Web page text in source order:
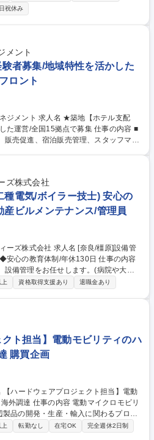
怠システムなどの社内システムの管理
管理・備品管理、労災保険の手続き、各
■経理業務：預金管理、請求書発行、経
【総務経理】海洋
と実績/ご経験を活かせる◎
祝休み
メント
者募集/地域特性を活かした
ロント
地【ホテル支配
/全国15拠点で募集 仕事の内容 ■
販売促進、宿泊販売管理、スタッフマネ
競合分析）■宿泊販売管理（稼働率/AD
口コミ管理）■レベニューマネジメント
ルス（法人・エージェント対応）■経費
員計画およびスタッフマネジメント
15拠点で募集
ズ株式会社
種電気/ボイラー技士) 安心の
ビルメンテナンス/管理員
名 [奈良/橿原]設備管
教育体制/年休130日 仕事の内容
設備管理をお任せします。(病院や大
寧な研修・教育体制がありますので、
案・修繕等の見積もり書の作成・緊急
改変は含まない)・設備メーカーや修繕
報告 【会社・職種紹介】■事業紹介動
社員インタビュー(設備管理)：https://
[奈良/橿原]設備管理
心の教育体制/年休130日
資格取得支援あり 退職金あり
クト担当】電動モビリティのハ
購買企画
イクロモビリ
品の開発・生産・輸入に関わるプロジ
ーとの交渉、スケジュール・コスト・市
転勤なし 在宅OK
完全週休2日制